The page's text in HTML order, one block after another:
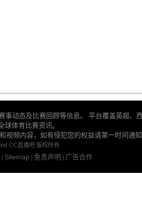
动态及比赛回顾等信息。 平台覆盖英超、
体育比赛资讯。
频内容，如有侵犯您的权益请第一时间通知
CC直播吧 版权所有
Sitemap 免责声明 广告合作